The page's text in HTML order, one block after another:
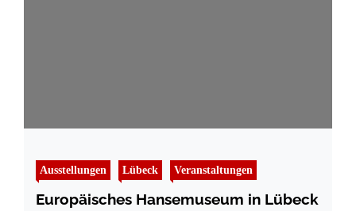
Ausstellungen Lübeck Veranstaltungen
Europäisches Hansemuseum in Lübeck